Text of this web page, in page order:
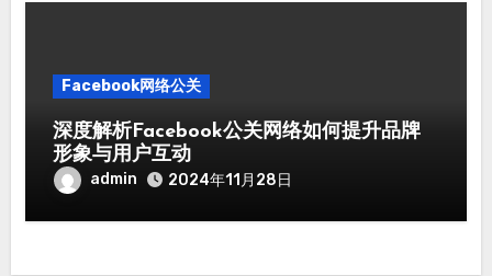
Facebook网络公关
深度解析Facebook公关网络如何提升品牌
形象与用户互动
admin 2024年11月28日